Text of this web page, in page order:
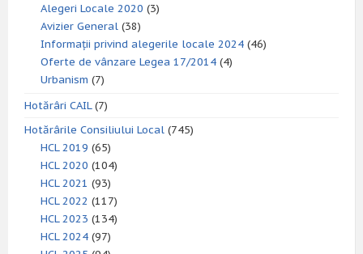
Alegeri Locale 2020 (3)
Avizier General (38)
Informații privind alegerile locale 2024 (46)
Oferte de vânzare Legea 17/2014 (4)
Urbanism (7)
Hotărâri CAIL(7)
Hotărârile Consiliului Local (745)
HCL 2019 (65)
HCL 2020 (104)
HCL 2021 (93)
HCL 2022 (117)
HCL 2023 (134)
HCL 2024 (97)